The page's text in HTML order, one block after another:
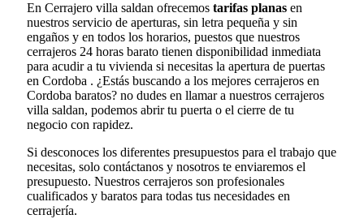
En Cerrajero villa saldan ofrecemos tarifas planas en
nuestros servicio de aperturas, sin letra pequeña y sin
engaños y en todos los horarios, puestos que nuestros
cerrajeros 24 horas barato tienen disponibilidad inmediata
para acudir a tu vivienda si necesitas la apertura de puertas
en Cordoba . ¿Estás buscando a los mejores cerrajeros en
Cordoba baratos? no dudes en llamar a nuestros cerrajeros
villa saldan, podemos abrir tu puerta o el cierre de tu
negocio con rapidez.
Si desconoces los diferentes presupuestos para el trabajo que
necesitas, solo contáctanos y nosotros te enviaremos el
presupuesto. Nuestros cerrajeros son profesionales
cualificados y baratos para todas tus necesidades en
cerrajería.